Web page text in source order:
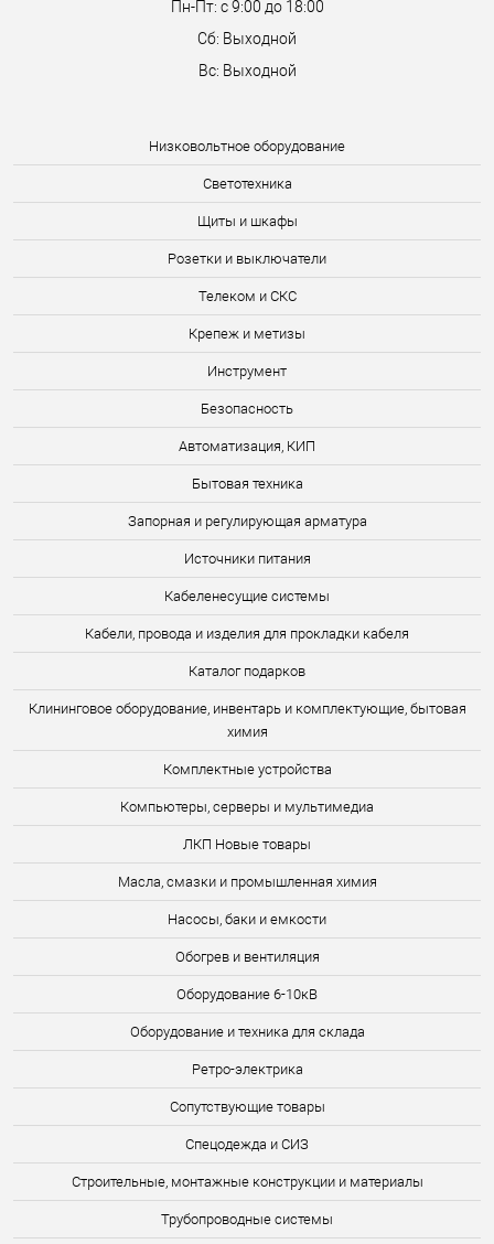
Низковольтное оборудование
Светотехника
Щиты и шкафы
Розетки и выключатели
Телеком и СКС
Крепеж и метизы
Инструмент
Безопасность
Автоматизация, КИП
Бытовая техника
Запорная и регулирующая арматура
Источники питания
Кабеленесущие системы
Кабели, провода и изделия для прокладки кабеля
Каталог подарков
Клининговое оборудование, инвентарь и комплектующие, бытовая
химия
Комплектные устройства
Компьютеры, серверы и мультимедиа
ЛКП Новые товары
Масла, смазки и промышленная химия
Насосы, баки и емкости
Обогрев и вентиляция
Оборудование 6-10кВ
Оборудование и техника для склада
Ретро-электрика
Сопутствующие товары
Спецодежда и СИЗ
Строительные, монтажные конструкции и материалы
Трубопроводные системы
Пн-Пт: с 9:00 до 18:00
Сб: Выходной
Вс: Выходной